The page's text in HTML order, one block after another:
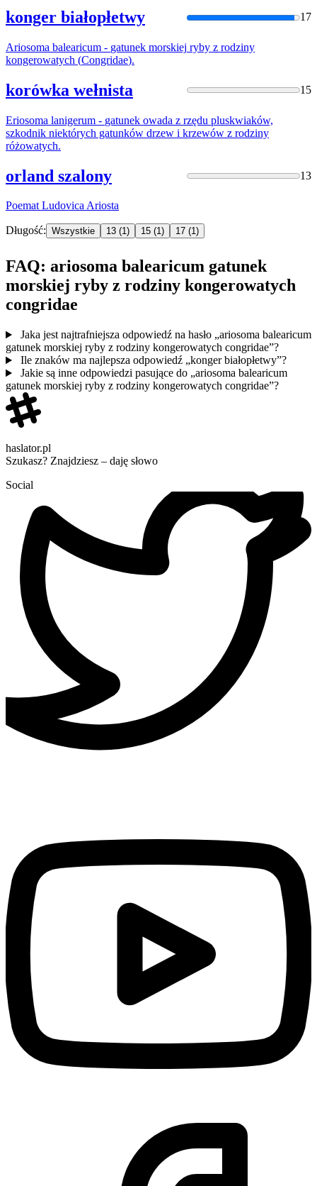
konger białopłetwy 17
Ariosoma balearicum - gatunek morskiej ryby z rodziny
kongerowatych (Congridae).
korówka wełnista 15
Eriosoma lanigerum - gatunek owada z rzędu pluskwiaków,
szkodnik niektórych gatunków drzew i krzewów z rodziny
różowatych.
orland szalony 13
Poemat LudovicaAriosta
Długość: Wszystkie 13 (1) 15 (1) 17 (1)
FAQ: ariosoma balearicum gatunek
morskiej ryby z rodziny kongerowatych
congridae
Jaka jest najtrafniejsza odpowiedź na hasło „ariosoma balearicum
gatunek morskiej ryby z rodziny kongerowatych congridae”?
Ile znaków ma najlepsza odpowiedź „konger białopłetwy”?
Jakie są inne odpowiedzi pasujące do „ariosoma balearicum
gatunek morskiej ryby z rodziny kongerowatych congridae”?
haslator.pl
Szukasz? Znajdziesz – daję słowo
Social